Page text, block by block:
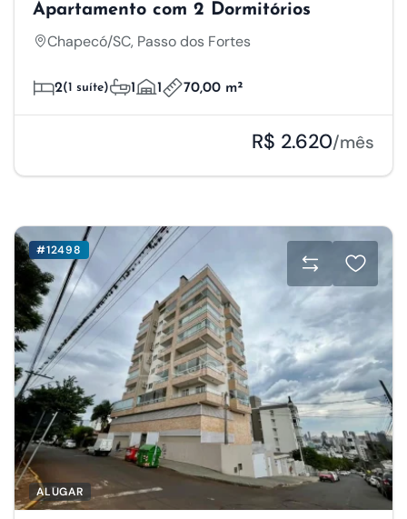
Apartamento com 2 Dormitórios
Chapecó/SC, Passo dos Fortes
2(1 suíte) 1 1 70,00 m²
R$ 2.620/mês
#12498
ALUGAR